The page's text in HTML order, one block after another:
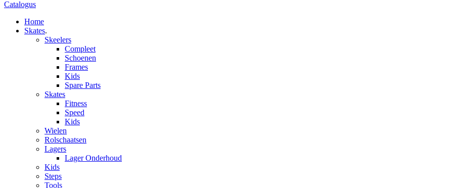
Catalogus
Home
Skates.
Skeelers
Compleet
Schoenen
Frames
Kids
Spare Parts
Skates
Fitness
Speed
Kids
Wielen
Rolschaatsen
Lagers
Lager Onderhoud
Kids
Steps
Tools